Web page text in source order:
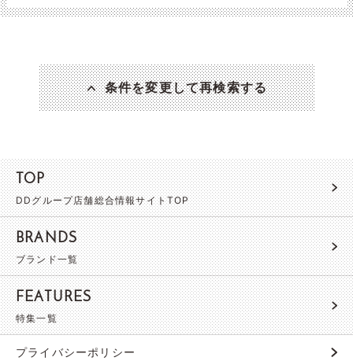
条件を変更して再検索する
TOP
DDグループ店舗総合情報サイトTOP
BRANDS
ブランド一覧
FEATURES
特集一覧
プライバシーポリシー